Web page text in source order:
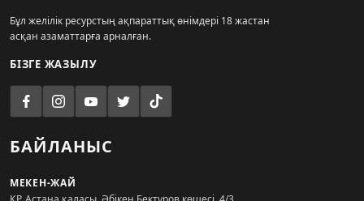
Бұл желілік ресурстың ақпараттық өнімдері 18 жастан
асқан азаматтарға арналған.
БІЗГЕ ЖАЗЫЛУ
БАЙЛАНЫС
МЕКЕН-ЖАЙ